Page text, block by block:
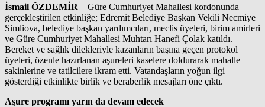
İsmail ÖZDEMİR – Güre Cumhuriyet Mahallesi kordonunda
gerçekleştirilen etkinliğe; Edremit Belediye Başkan Vekili Necmiye
Simliova, belediye başkan yardımcıları, meclis üyeleri, birim amirleri
ve Güre Cumhuriyet Mahallesi Muhtarı Hanefi Çolak katıldı.
Bereket ve sağlık dilekleriyle kazanların başına geçen protokol
üyeleri, özenle hazırlanan aşureleri kaselere doldurarak mahalle
sakinlerine ve tatilcilere ikram etti. Vatandaşların yoğun ilgi
gösterdiği etkinlikte birlik ve beraberlik mesajları öne çıktı.
Aşure programı yarın da devam edecek